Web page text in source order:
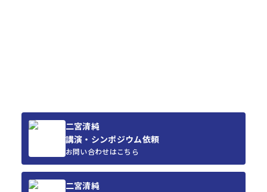
二宮清純
講演・シンポジウム依頼
お問い合わせはこちら
二宮清純